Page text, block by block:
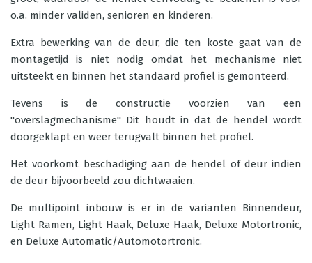
o.a. minder validen, senioren en kinderen.
Extra bewerking van de deur, die ten koste gaat van de
montagetijd is niet nodig omdat het mechanisme niet
uitsteekt en binnen het standaard profiel is gemonteerd.
Tevens is de constructie voorzien van een
"overslagmechanisme" Dit houdt in dat de hendel wordt
doorgeklapt en weer terugvalt binnen het profiel.
Het voorkomt beschadiging aan de hendel of deur indien
de deur bijvoorbeeld zou dichtwaaien.
De multipoint inbouw is er in de varianten Binnendeur,
Light Ramen, Light Haak, Deluxe Haak, Deluxe Motortronic,
en Deluxe Automatic/Automotortronic.